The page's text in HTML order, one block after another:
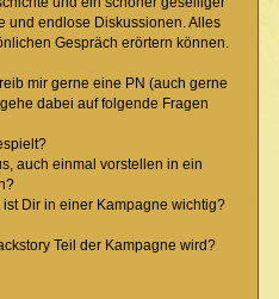
und endlose Diskussionen. Alles
Gespräch erörtern können.
mir gerne eine PN (auch gerne
dabei auf folgende Fragen
auch einmal vorstellen in ein
ist Dir in einer Kampagne wichtig?
Teil der Kampagne wird?